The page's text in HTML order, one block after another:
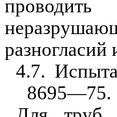
проводить
разногласий
4.7.
8695—75.